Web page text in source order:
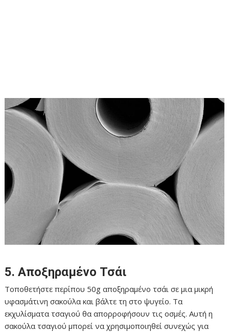
5. Αποξηραμένο Τσάι
Τοποθετήστε περίπου 50g αποξηραμένο τσάι σε μια μικρή
υφασμάτινη σακούλα και βάλτε τη στο ψυγείο. Τα
εκχυλίσματα τσαγιού θα απορροφήσουν τις οσμές. Αυτή η
σακούλα τσαγιού μπορεί να χρησιμοποιηθεί συνεχώς για